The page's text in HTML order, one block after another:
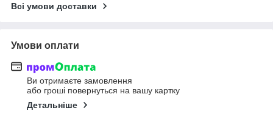
Всі умови доставки
Умови оплати
Ви отримаєте замовлення
або гроші повернуться на вашу картку
Детальніше